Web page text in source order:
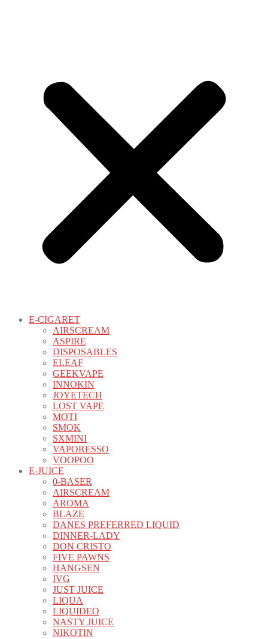
E-CIGARET
AIRSCREAM
ASPIRE
DISPOSABLES
ELEAF
GEEKVAPE
INNOKIN
JOYETECH
LOST VAPE
MOTI
SMOK
SXMINI
VAPORESSO
VOOPOO
E-JUICE
0-BASER
AIRSCREAM
AROMA
BLAZE
DANES PREFERRED LIQUID
DINNER-LADY
DON CRISTO
FIVE PAWNS
HANGSEN
IVG
JUST JUICE
LIQUA
LIQUIDEO
NASTY JUICE
NIKOTIN